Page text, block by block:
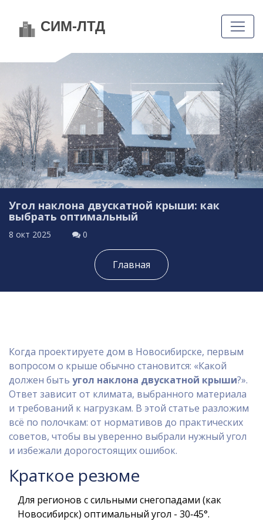
Угол наклона двускатной крыши: как
выбрать оптимальный
8 окт 2025 0
Главная
Когда проектируете дом в Новосибирске, первым
вопросом о крыше обычно становится: «Какой
должен быть угол наклона двускатной крыши?».
Ответ зависит от климата, выбранного материала
и требований к нагрузкам. В этой статье разложим
всё по полочкам: от нормативов до практических
советов, чтобы вы уверенно выбрали нужный угол
и избежали дорогостоящих ошибок.
Краткое резюме
Для регионов с сильными снегопадами (как
Новосибирск) оптимальный угол - 30‑45°.